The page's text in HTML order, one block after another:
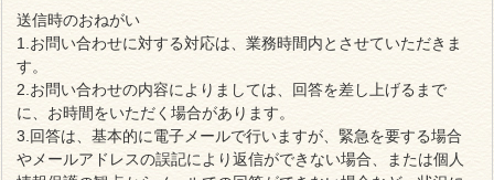
送信時のおねがい
1.お問い合わせに対する対応は、業務時間内とさせていただきま
す。
2.お問い合わせの内容によりましては、回答を差し上げるまで
に、お時間をいただく場合があります。
3.回答は、基本的に電子メールで行いますが、緊急を要する場合
やメールアドレスの誤記により返信ができない場合、または個人